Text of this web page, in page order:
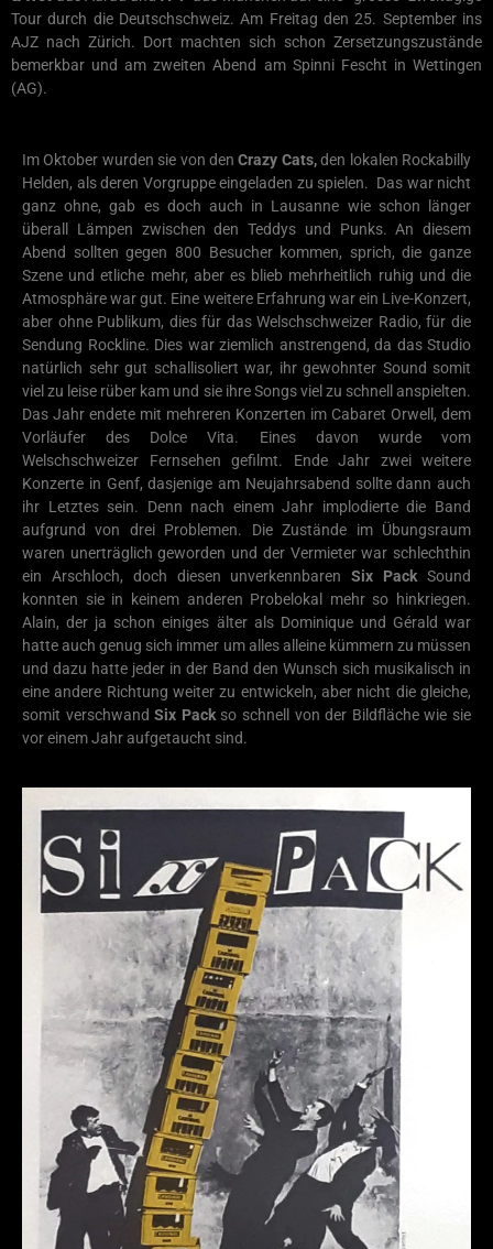
Tour durch die Deutschschweiz. Am Freitag den 25. September ins
AJZ nach Zürich. Dort machten sich schon Zersetzungszustände
bemerkbar und am zweiten Abend am Spinni Fescht in Wettingen
(AG).
Im Oktober wurden sie von denCrazy Cats,den lokalen Rockabilly
Helden, als deren Vorgruppe eingeladen zu spielen. Das war nicht
ganz ohne, gab es doch auch in Lausanne wie schon länger
überall Lämpen zwischen den Teddys und Punks. An diesem
Abend sollten gegen 800 Besucher kommen, sprich, die ganze
Szene und etliche mehr, aber es blieb mehrheitlich ruhig und die
Atmosphäre war gut. Eine weitere Erfahrung war ein Live-Konzert,
aber ohne Publikum, dies für das Welschschweizer Radio, für die
Sendung Rockline. Dies war ziemlich anstrengend, da das Studio
natürlich sehr gut schallisoliert war, ihr gewohnter Sound somit
viel zu leise rüber kam und sie ihre Songs viel zu schnell anspielten.
Das Jahr endete mit mehreren Konzerten im Cabaret Orwell, dem
Vorläufer des Dolce Vita. Eines davon wurde vom
Welschschweizer Fernsehen gefilmt. Ende Jahr zwei weitere
Konzerte in Genf, dasjenige am Neujahrsabend sollte dann auch
ihr Letztes sein. Denn nach einem Jahr implodierte die Band
aufgrund von drei Problemen. Die Zustände im Übungsraum
waren unerträglich geworden und der Vermieter war schlechthin
ein Arschloch, doch diesen unverkennbarenSix PackSound
konnten sie in keinem anderen Probelokal mehr so hinkriegen.
Alain, der ja schon einiges älter als Dominique und Gérald war
hatte auch genug sich immer um alles alleine kümmern zu müssen
und dazu hatte jeder in der Band den Wunsch sich musikalisch in
eine andere Richtung weiter zu entwickeln, aber nicht die gleiche,
somit verschwandSix Packso schnell von der Bildfläche wie sie
vor einem Jahr aufgetaucht sind.